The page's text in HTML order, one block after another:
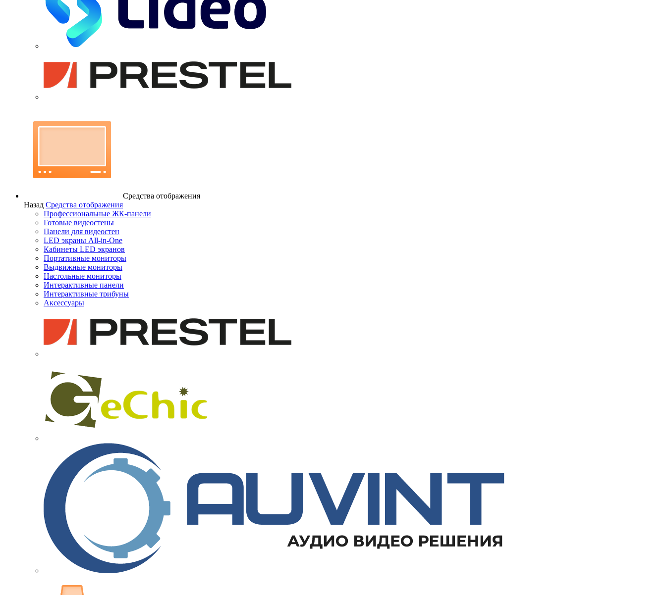
Средства отображения
Назад Средства отображения
Профессиональные ЖК-панели
Готовые видеостены
Панели для видеостен
LED экраны All-in-One
Кабинеты LED экранов
Портативные мониторы
Выдвижные мониторы
Настольные мониторы
Интерактивные панели
Интерактивные трибуны
Аксессуары